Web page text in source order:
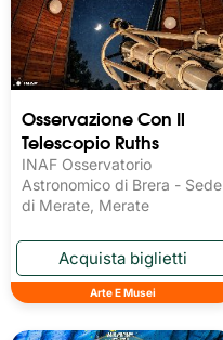
Osservazione Con Il
Telescopio Ruths
INAF Osservatorio
Astronomico di Brera - Sede
di Merate, Merate
Arte E Musei